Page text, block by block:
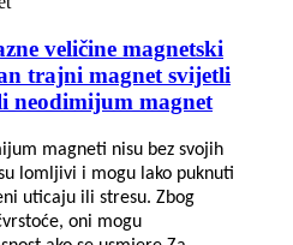
veličine magnetski
trajni magnet svijetli
neodimijum magnet
magneti nisu bez svojih
lomljivi i mogu lako puknuti
uticaju ili stresu. Zbog
oni mogu